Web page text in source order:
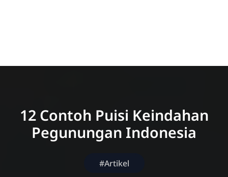
12 Contoh Puisi Keindahan
Pegunungan Indonesia
#Artikel